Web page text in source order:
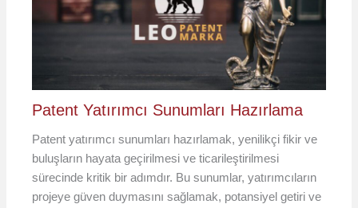
Patent Yatırımcı Sunumları Hazırlama
Patent yatırımcı sunumları hazırlamak, yenilikçi fikir ve
buluşların hayata geçirilmesi ve ticarileştirilmesi
sürecinde kritik bir adımdır. Bu sunumlar, yatırımcıların
projeye güven duymasını sağlamak, potansiyel getiri ve